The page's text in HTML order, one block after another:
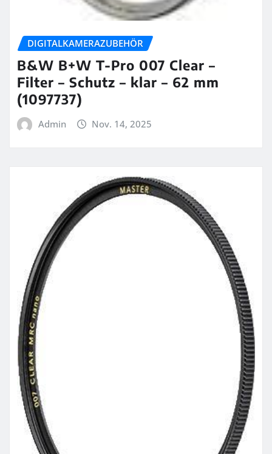
DIGITALKAMERAZUBEHÖR
B&W B+W T-Pro 007 Clear –
Filter – Schutz – klar – 62 mm
(1097737)
Admin Nov. 14, 2025